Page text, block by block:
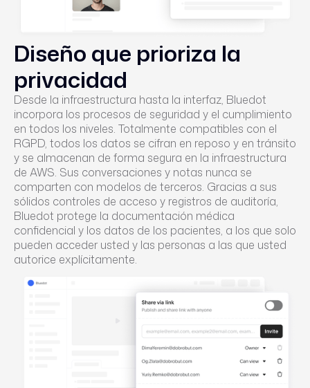
Diseño que prioriza la
privacidad
Desde la infraestructura hasta la interfaz, Bluedot
incorpora los procesos de seguridad y el cumplimiento
en todos los niveles. Totalmente compatibles con el
RGPD, todos los datos se cifran en reposo y en tránsito
y se almacenan de forma segura en la infraestructura
de AWS. Sus conversaciones y notas nunca se
comparten con modelos de terceros. Gracias a sus
sólidos controles de acceso y registros de auditoría,
Bluedot protege la documentación médica
confidencial y los datos de los pacientes, a los que solo
pueden acceder usted y las personas a las que usted
autorice explícitamente.